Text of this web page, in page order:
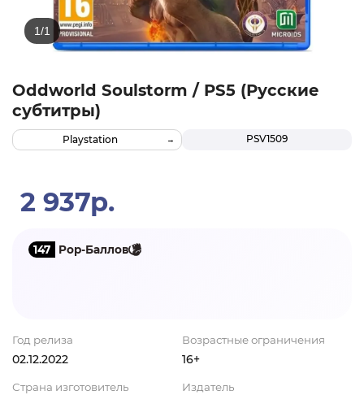
Oddworld Soulstorm / PS5 (Русские
субтитры)
PSV1509
Playstation
2 937р.
147 Pop-Баллов
Год релиза
02.12.2022
Возрастные ограничения
16+
Страна изготовитель Издатель